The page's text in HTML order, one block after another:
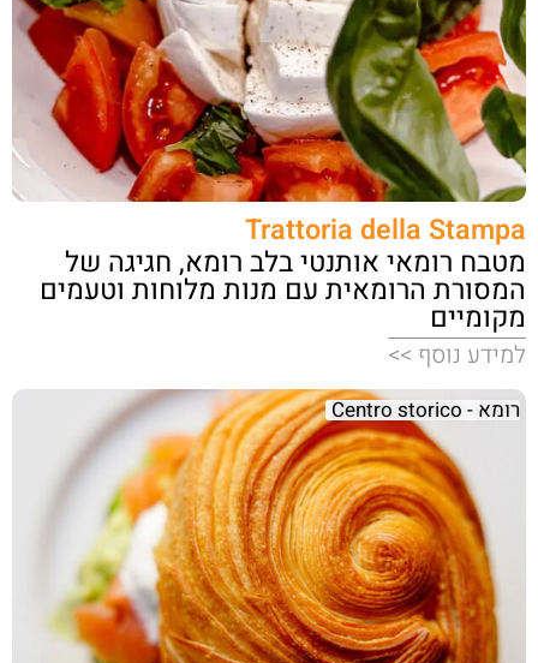
Trattoria della Stampa
מטבח רומאי אותנטי בלב רומא, חגיגה של
המסורת הרומאית עם מנות מלוחות וטעמים
מקומיים
למידע נוסף >>
רומא - Centro storico